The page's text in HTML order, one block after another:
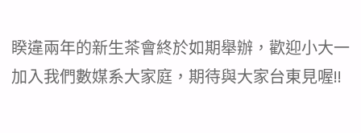
睽違兩年的新生茶會終於如期舉辦，歡迎小大一
加入我們數媒系大家庭，期待與大家台東見喔!!